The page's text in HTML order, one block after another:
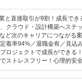
と直接取引が9割！成長でき
クラウド・設計構築へステ
ど次のキャリアにつながる
着率94%／退職金有／見込
ロジェクトで成長ができる！
ストレスフリー！心理的安